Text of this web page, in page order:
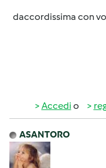
daccordissima con
Accedi o
ASANTORO